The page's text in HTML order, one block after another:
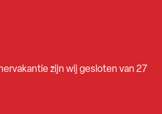
zijn wij gesloten van 27